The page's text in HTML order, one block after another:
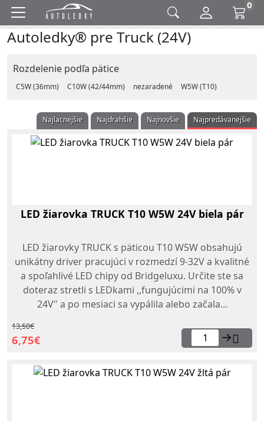
0
Autoledky® pre Truck (24V)
Rozdelenie podľa pätice
C5W (36mm) C10W (42/44mm) nezaradené W5W (T10)
Najlacnejšie Najdrahšie Najnovšie Najpredávanejšie
LED žiarovka TRUCK T10 W5W 24V biela pár
LED žiarovky TRUCK s päticou T10 W5W obsahujú
unikátny driver pracujúci v rozmedzí 9-32V a kvalitné
a spoľahlivé LED chipy od Bridgeluxu. Určite ste sa
doteraz stretli s LEDkami ,,fungujúcimi na 100% v
24V" a po mesiaci sa vypálila alebo začala...
13,50€
6,75€ →